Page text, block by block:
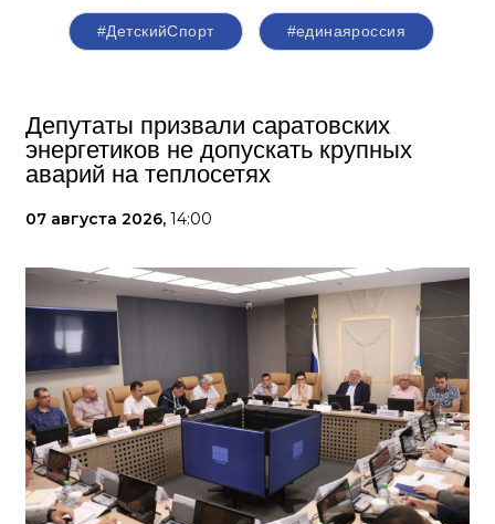
#ДетскийСпорт #единаяроссия
Депутаты призвали саратовских
энергетиков не допускать крупных
аварий на теплосетях
07 августа 2026, 14:00